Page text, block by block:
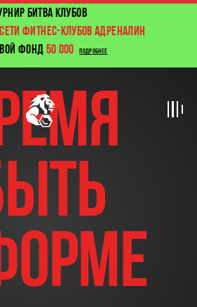
БИТВА КЛУБОВ
ФИТНЕС-КЛУБОВ АДРЕНАЛИН
ФОНД 50 000 ПОДРОБНЕЕ